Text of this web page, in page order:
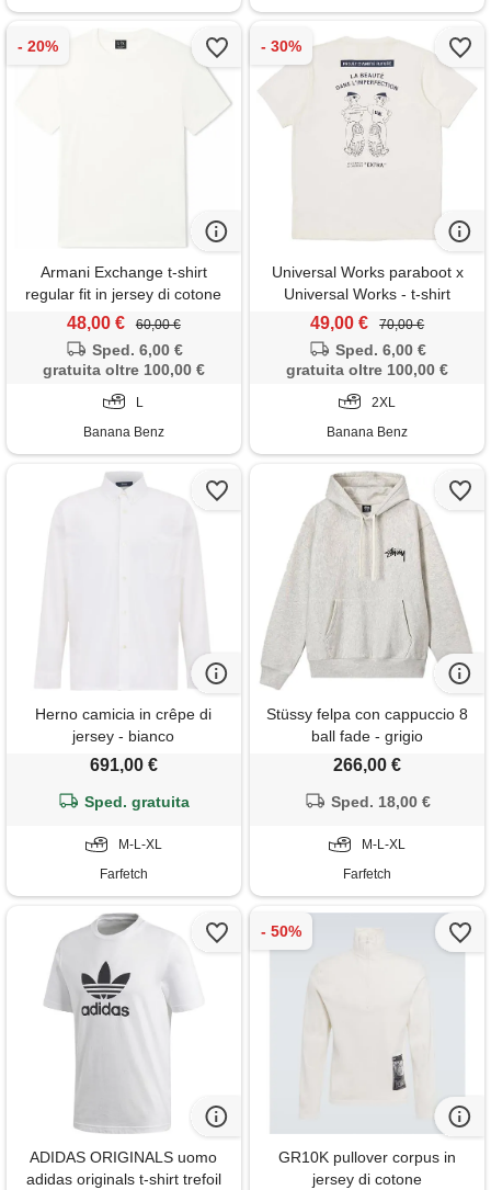
Armani Exchange t-shirt
regular fit in jersey di cotone
48,00 € 60,00 €
Sped. 6,00 €
gratuita oltre 100,00 €
L
Banana Benz
Universal Works paraboot x
Universal Works - t-shirt
single jersey
49,00 € 70,00 €
Sped. 6,00 €
gratuita oltre 100,00 €
2XL
Banana Benz
Herno camicia in crêpe di
jersey - bianco
691,00 €
Sped. gratuita
M-L-XL
Farfetch
Stüssy felpa con cappuccio 8
ball fade - grigio
266,00 €
Sped. 18,00 €
M-L-XL
Farfetch
ADIDAS ORIGINALS uomo
adidas originals t-shirt trefoil
GR10K pullover corpus in
jersey di cotone